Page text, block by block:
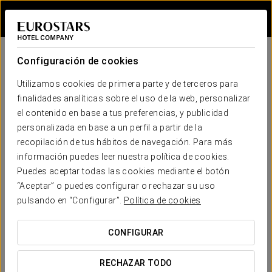
Configuración de cookies
Utilizamos cookies de primera parte y de terceros para
finalidades analíticas sobre el uso de la web, personalizar
el contenido en base a tus preferencias, y publicidad
personalizada en base a un perfil a partir de la
recopilación de tus hábitos de navegación. Para más
información puedes leer nuestra política de cookies.
Puedes aceptar todas las cookies mediante el botón
“Aceptar” o puedes configurar o rechazar su uso
pulsando en “Configurar”.
Política de cookies
CONFIGURAR
RECHAZAR TODO